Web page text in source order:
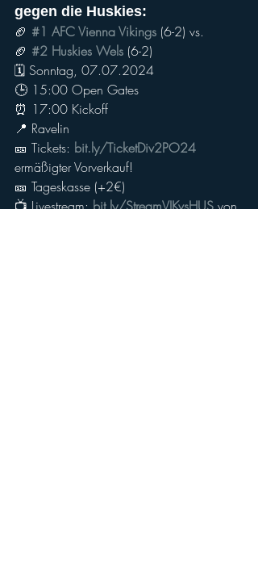
gegen die Huskies:
🏈 #1 AFC Vienna Vikings (6-2) vs.
🏈 #2 Huskies Wels (6-2)
🗓 Sonntag, 07.07.2024
🕒 15:00 Open Gates
⏰ 17:00 Kickoff
📍 Ravelin
🎫 Tickets: bit.ly/TicketDiv2PO24
ermäßigter Vorverkauf!
🎫 Tageskasse (+2€)
📺 Livestream: bit.ly/StreamVIKvsHUS von